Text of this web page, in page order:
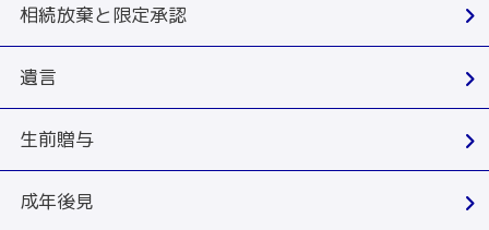
相続放棄と限定承認
遺言
生前贈与
成年後見